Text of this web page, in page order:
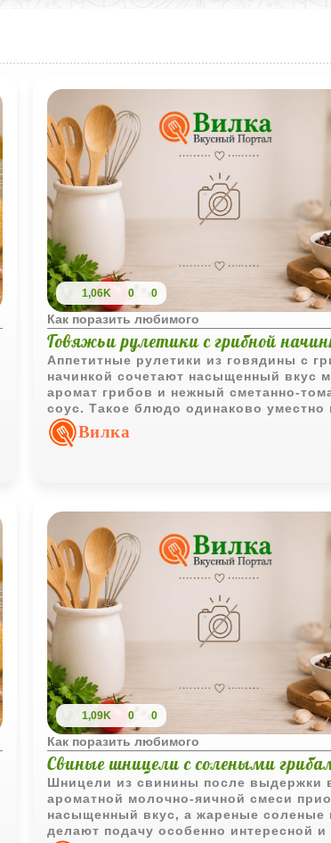
1,06K 0 0
Как поразить любимого
Говяжьи рулетики с грибной
Аппетитные рулетики из говядины с
начинкой сочетают насыщенный вкус
аромат грибов и нежный сметанно-
соус. Такое блюдо одинаково уместно
семейного ужина, и для праздничного
Вилка
1,09K 0 0
Как поразить любимого
Свиные шницели с солеными
Шницели из свинины после выдержки
ароматной молочно-яичной смеси
насыщенный вкус, а жареные соленые
делают подачу особенно интересной и